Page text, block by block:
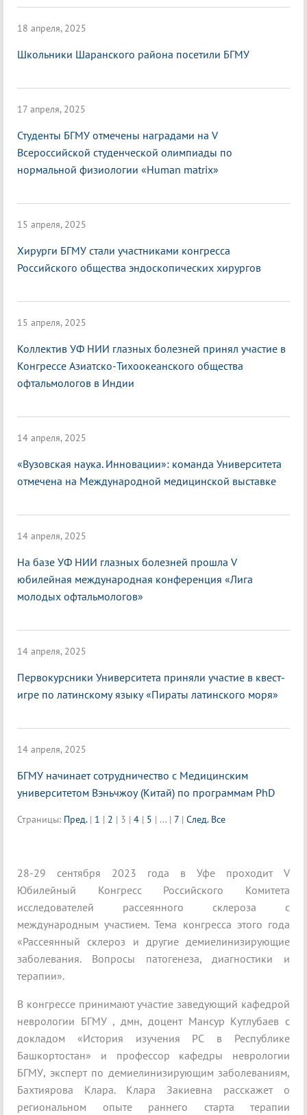
18 апреля, 2025
Школьники Шаранского района посетили БГМУ
17 апреля, 2025
Студенты БГМУ отмечены наградами на V
Всероссийской студенческой олимпиады по
нормальной физиологии «Нuman matrix»
15 апреля, 2025
Хирурги БГМУ стали участниками конгресса
Российского общества эндоскопических хирургов
15 апреля, 2025
Коллектив УФ НИИ глазных болезней принял участие в
Конгрессе Азиатско-Тихоокеанского общества
офтальмологов в Индии
14 апреля, 2025
«Вузовская наука. Инновации»: команда Университета
отмечена на Международной медицинской выставке
14 апреля, 2025
На базе УФ НИИ глазных болезней прошла V
юбилейная международная конференция «Лига
молодых офтальмологов»
14 апреля, 2025
Первокурсники Университета приняли участие в квест-
игре по латинскому языку «Пираты латинского моря»
14 апреля, 2025
БГМУ начинает сотрудничество с Медицинским
университетом Вэньчжоу (Китай) по программам PhD
Страницы: Пред. | 1 | 2 | 3 | 4 | 5 | ... | 7 | След. Все
28-29 сентября 2023 года в Уфе проходит V
Юбилейный Конгресс Российского Комитета
исследователей рассеянного склероза с
международным участием. Тема конгресса этого года
«Рассеянный склероз и другие демиелинизирующие
заболевания. Вопросы патогенеза, диагностики и
терапии».
В конгрессе принимают участие заведующий кафедрой
неврологии БГМУ , дмн, доцент Мансур Кутлубаев с
докладом «История изучения РС в Республике
Башкортостан» и профессор кафедры неврологии
БГМУ, эксперт по демиелинизирующим заболеваниям,
Бахтиярова Клара. Клара Закиевна расскажет о
региональном опыте раннего старта терапии